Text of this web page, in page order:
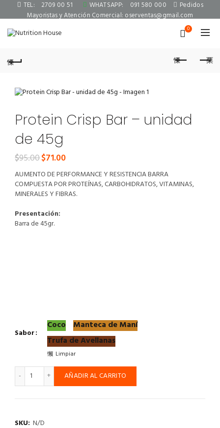
TEL: 2709 00 51 WHATSAPP: 091 580 000
Pedidos
Mayoristas y Atención Comercial: oserventas@gmail.com
0
Protein Crisp Bar – unidad
de 45g
$95.00El
original
era:
$95.00.
$71.00El
actual
es:
$71.00.
AUMENTO DE PERFORMANCE Y RESISTENCIA BARRA
COMPUESTA POR PROTEÍNAS, CARBOHIDRATOS, VITAMINAS,
MINERALES Y FIBRAS.
Presentación:
Barra de 45gr.
Sabor
Coco
Manteca de Maní
Trufa de Avellanas
Limpiar
Protein Crisp Bar - unidad de 45g cantidad
AÑADIR AL CARRITO
SKU: N/D